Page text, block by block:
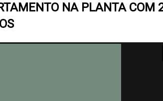
NA PLANTA COM